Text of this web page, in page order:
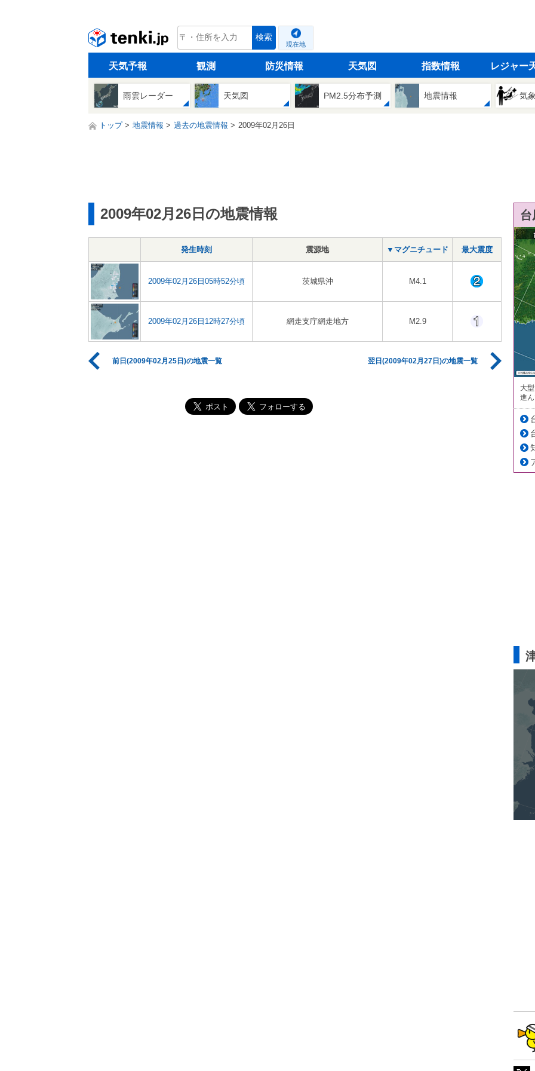
tenki.jp 検索
現在地
天気予報 観測 防災情報 天気図 指数情報 レジャー
雨雲レーダー 天気図 PM2.5分布予測 地震情報 気
トップ 地震情報 過去の地震情報 2009年02月26日
2009年02月26日の地震情報
発生時刻 震源地 ▼マグニチュード 最大震度
2009年02月26日05時52分頃 茨城県沖 M4.1
2009年02月26日12時27分頃 網走支庁網走地方 M2.9
前日(2009年02月25日)の地震一覧 翌日(2009年02月27日)の地震一覧
大
進